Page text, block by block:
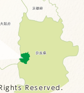
Reserved.